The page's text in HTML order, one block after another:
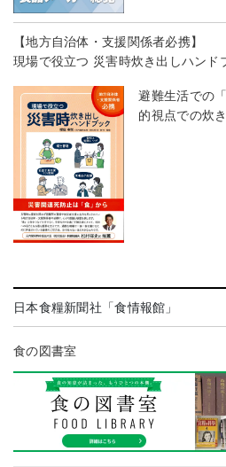
【地方自治体・支援関係者必携】
現場で役立つ 災害時炊き出しハンド
避難生活での
的視点での炊
日本食糧新聞社「食情報館」
食の図書室